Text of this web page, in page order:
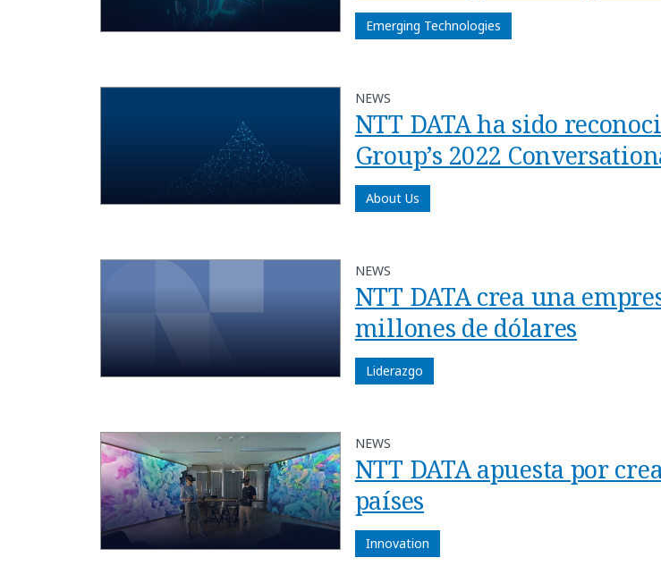
Emerging Technologies
NEWS
NTT DATA ha sido
Group’s 2022
About Us
NEWS
NTT DATA crea una
millones de dólares
Liderazgo
NEWS
NTT DATA apuesta por
países
Innovation